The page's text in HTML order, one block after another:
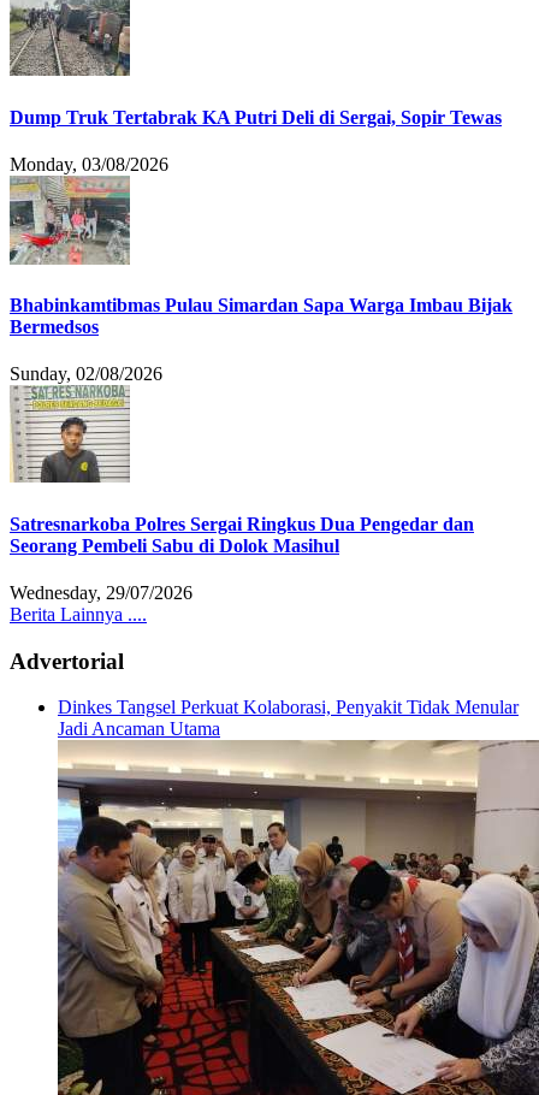
Dump Truk Tertabrak KA Putri Deli di Sergai, Sopir Tewas
Monday, 03/08/2026
Bhabinkamtibmas Pulau Simardan Sapa Warga Imbau Bijak
Bermedsos
Sunday, 02/08/2026
Satresnarkoba Polres Sergai Ringkus Dua Pengedar dan
Seorang Pembeli Sabu di Dolok Masihul
Wednesday, 29/07/2026
Berita Lainnya ....
Advertorial
Dinkes Tangsel Perkuat Kolaborasi, Penyakit Tidak Menular
Jadi Ancaman Utama